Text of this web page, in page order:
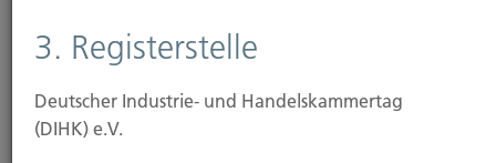
Arbeits-Rechtsschutz
Es kommt zu erheblichen Unstimmigkeiten mit
Ihrem Arbeitgeber, Sie erhalten die Kündigung und
3. Registerstelle
Deutscher Industrie- und Handelskammertag
(DIHK) e.V.